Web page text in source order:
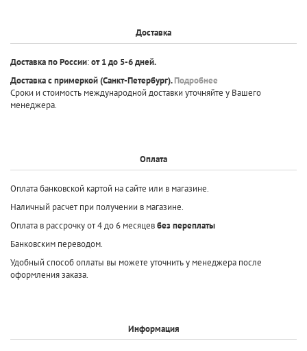
Доставка
Доставка по России:от 1 до 5-6 дней.
Доставка с примеркой(Санкт-Петербург).Подробнее
Сроки и стоимость международной доставки уточняйте у Вашего
менеджера.
Оплата
Оплата банковской картой на сайте или в магазине.
Наличный расчет при получении в магазине.
Оплата в рассрочку от 4 до 6 месяцевбез переплаты
Банковским переводом.
Удобный способ оплаты вы можете уточнить у менеджера после
оформления заказа.
Информация